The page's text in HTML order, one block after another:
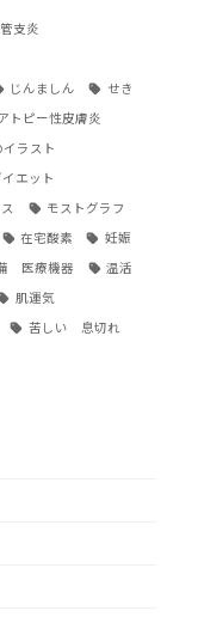
支炎
じんましん せき
トピー性皮膚炎
ラスト
イエット
モストグラフ
在宅酸素 妊娠
医療機器 温活
肌運気
苦しい 息切れ